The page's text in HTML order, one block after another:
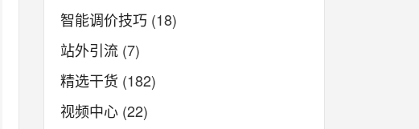
智能调价技巧 (18)
站外引流 (7)
精选干货 (182)
视频中心 (22)